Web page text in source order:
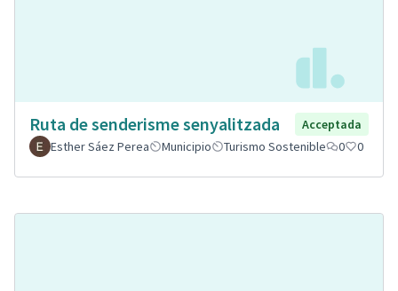
Ruta de senderisme senyalitzada
Acceptada
Esther Sáez Perea
Municipio Turismo Sostenible 0 0